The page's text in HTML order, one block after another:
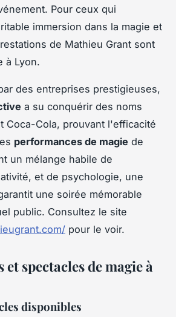
Pour ceux qui
immersion dans la magie et
de Mathieu Grant sont
à Lyon.
des entreprises prestigieuses,
a su conquérir des noms
Coca-Cola, prouvant l'efficacité
performances de magie de
un mélange habile de
et de psychologie, une
une soirée mémorable
public. Consultez le site
pour le voir.
spectacles de magie à
disponibles